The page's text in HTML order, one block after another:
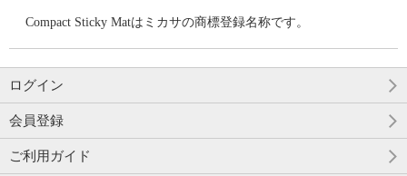
Compact Sticky Matはミカサの商標登録名称です。
ログイン
会員登録
ご利用ガイド